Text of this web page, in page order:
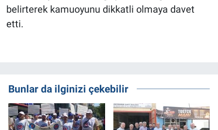
belirterek kamuoyunu dikkatli olmaya davet
etti.
Bunlar da ilginizi çekebilir